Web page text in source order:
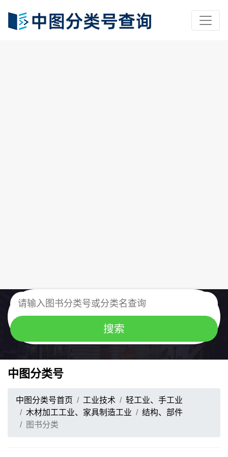
中图分类号
中图分类号首页 工业技术
轻工业、手工业
木材加工工业、家具制造工业
结构、部件
图书分类